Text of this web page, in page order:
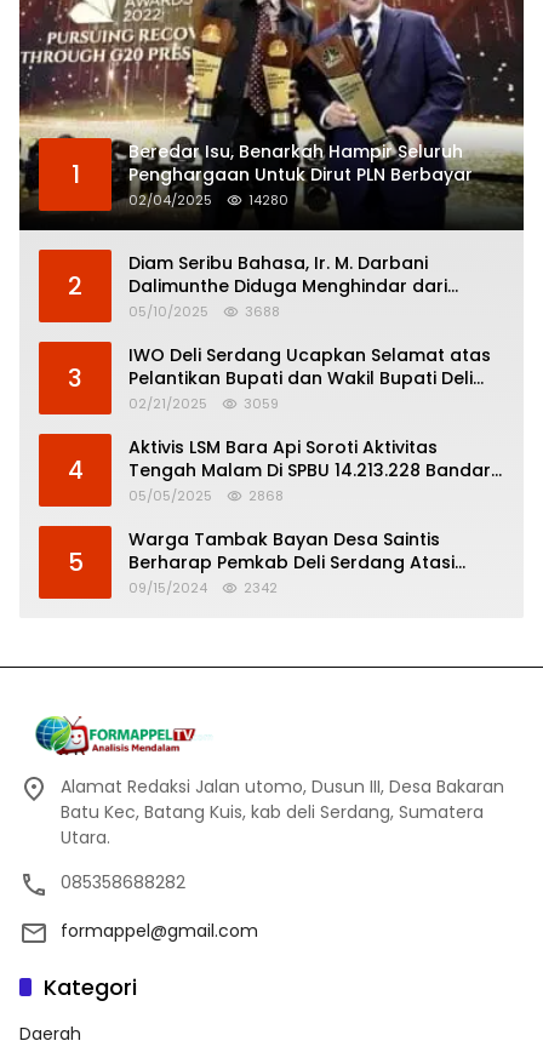
1
Beredar Isu, Benarkah Hampir Seluruh
Penghargaan Untuk Dirut PLN Berbayar
02/04/2025 14280
2
Diam Seribu Bahasa, Ir. M. Darbani
Dalimunthe Diduga Menghindar dari
Pertanggungjawaban Politik
05/10/2025 3688
3
IWO Deli Serdang Ucapkan Selamat atas
Pelantikan Bupati dan Wakil Bupati Deli
Serdang
02/21/2025 3059
4
Aktivis LSM Bara Api Soroti Aktivitas
Tengah Malam Di SPBU 14.213.228 Bandar
Tinggi
05/05/2025 2868
5
Warga Tambak Bayan Desa Saintis
Berharap Pemkab Deli Serdang Atasi
Banjir
09/15/2024 2342
Alamat Redaksi Jalan utomo, Dusun III, Desa Bakaran
Batu Kec, Batang Kuis, kab deli Serdang, Sumatera
Utara.
085358688282
formappel@gmail.com
Kategori
Daerah